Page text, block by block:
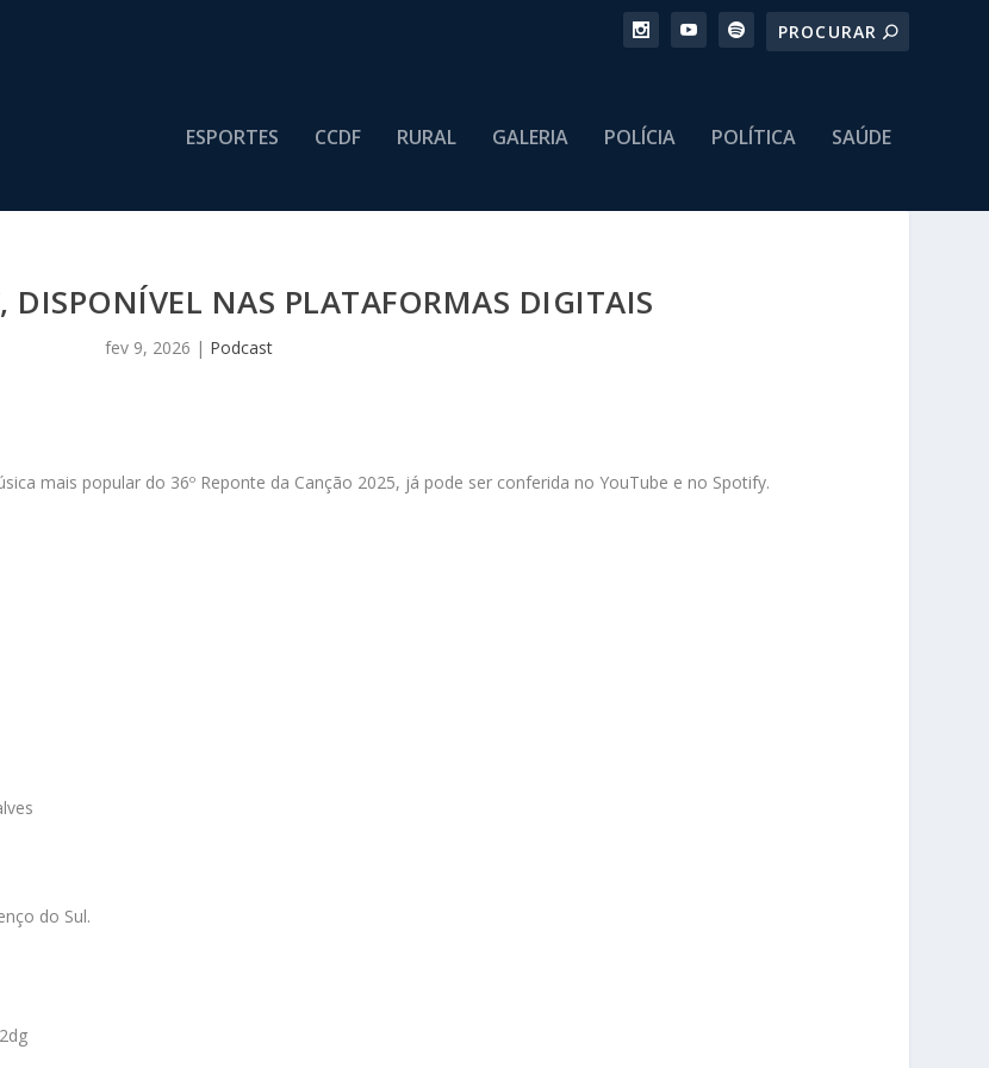
ESPORTES CCDF RURAL GALERIA POLÍCIA POLÍTICA SAÚDE
DISPONÍVEL NAS PLATAFORMAS DIGITAIS
fev 9, 2026 | Podcast
mais popular do 36º Reponte da Canção 2025, já pode ser conferida no YouTube e no Spotify.
do Sul.